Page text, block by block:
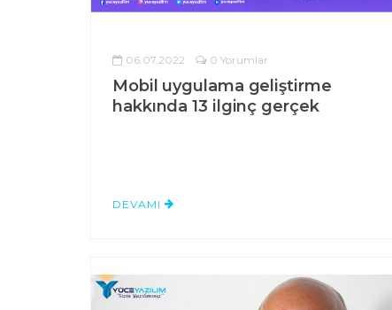
06.07.2022 0 Yorumlar
Mobil uygulama geliştirme
hakkında 13 ilginç gerçek
DEVAMI